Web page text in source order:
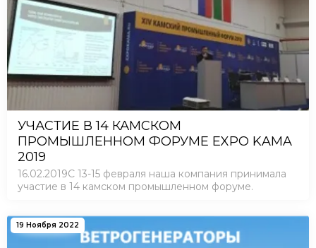
УЧАСТИЕ В 14 КАМСКОМ
ПРОМЫШЛЕННОМ ФОРУМЕ EXPO KAMA
2019
16.02.2019С 13-15 февраля наша компания принимала
участие в 14 камском промышленном форуме.
19 Ноября 2022